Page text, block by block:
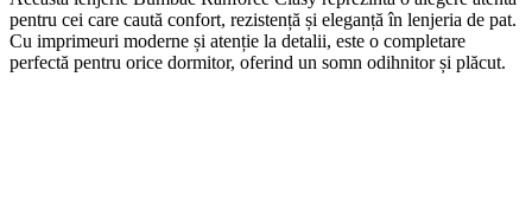
pentru cei care caută confort, rezistență și eleganță în lenjeria de pat.
Cu imprimeuri moderne și atenție la detalii, este o completare
perfectă pentru orice dormitor, oferind un somn odihnitor și plăcut.